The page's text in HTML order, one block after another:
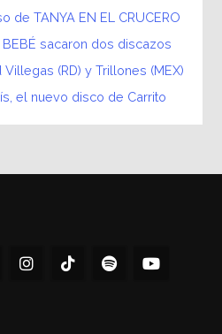
de TANYA EN EL CRUCERO
BEBÉ sacaron dos discazos
Villegas (RD) y Trillones (MEX)
el nuevo disco de Carrito